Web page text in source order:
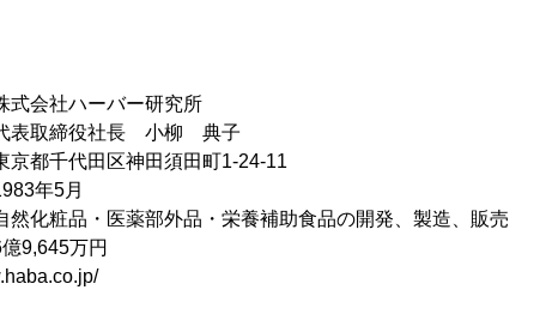
会社ハーバー研究所
表取締役社長 小柳 典子
都千代田区神田須田町1-24-11
年5月
然化粧品・医薬部外品・栄養補助食品の開発、製造、販売
9,645万円